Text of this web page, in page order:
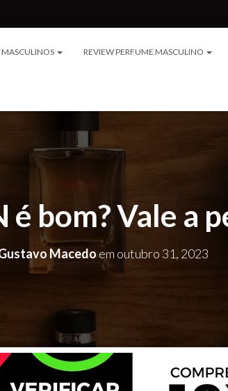
MASCULINOS REVIEW PERFUME MASCULINO
bom? Vale a
Macedo em outubro 31, 2023